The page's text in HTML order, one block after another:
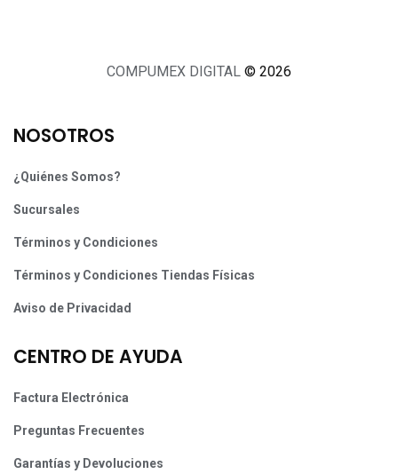
COMPUMEX DIGITAL © 2026
NOSOTROS
¿Quiénes Somos?
Sucursales
Términos y Condiciones
Términos y Condiciones Tiendas Físicas
Aviso de Privacidad
CENTRO DE AYUDA
Factura Electrónica
Preguntas Frecuentes
Garantías y Devoluciones